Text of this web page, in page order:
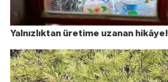
Yalnızlıktan üretime uzanan hikâye!